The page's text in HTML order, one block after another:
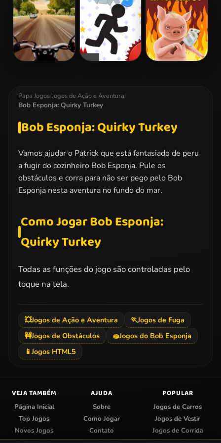
Papa Jogos/Jogos de Ação e Aventura/
Bob Esponja: Quirky Turkey
Bob Esponja: Quirky Turkey
Vamos ajudar o Patrick que está fantasiado de peru
a fugir do cozinheiro Bob Esponja. Pule os
obstáculos e corra para não ser pego pelo Bob
Esponja nesta aventura no fundo do mar.
Como Jogar Bob Esponja:
Quirky Turkey
Todas as funções do jogo são controladas pelo
toque na tela.
💥Jogos de Ação e Aventura 🏃Jogos de Fuga
🚧Jogos de Obstáculos 🧽Jogos do Bob Esponja
📱 Jogos HTML5
VEJA TAMBÉM
Página Inicial
Top Jogos
Novos Jogos
AJUDA
Sobre
Como Jogar
Contato
POPULAR
Jogos de Carros
Jogos de Vestir
Jogos de Corrida